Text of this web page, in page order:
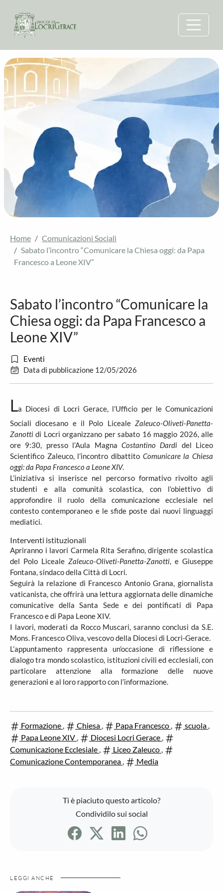
Home
Comunicazioni Sociali
Sabato l’incontro “Comunicare la Chiesa oggi: da Papa
Francesco a Leone XIV”
Sabato l’incontro “Comunicare la
Chiesa oggi: da Papa Francesco a
Leone XIV”
Eventi
Data di pubblicazione 12/05/2026
La Diocesi di Locri Gerace, l’Ufficio per le Comunicazioni
Sociali diocesano e il Polo Liceale Zaleuco-Oliveti-Panetta-
Zanotti di Locri organizzano per sabato 16 maggio 2026, alle
ore 9:30, presso l’Aula Magna Costantino Dardi del Liceo
Scientifico Zaleuco, l’incontro dibattito Comunicare la Chiesa
oggi: da Papa Francesco a Leone XIV.
L’iniziativa si inserisce nel percorso formativo rivolto agli
studenti e alla comunità scolastica, con l’obiettivo di
approfondire il ruolo della comunicazione ecclesiale nel
contesto contemporaneo e le sfide poste dai nuovi linguaggi
mediatici.
Interventi istituzionali
Apriranno i lavori Carmela Rita Serafino, dirigente scolastica
del Polo Liceale Zaleuco-Oliveti-Panetta-Zanotti, e Giuseppe
Fontana, sindaco della Città di Locri.
Seguirà la relazione di Francesco Antonio Grana, giornalista
vaticanista, che offrirà una lettura aggiornata delle dinamiche
comunicative della Santa Sede e dei pontificati di Papa
Francesco e di Papa Leone XIV.
I lavori, moderati da Rocco Muscari, saranno conclusi da S.E.
Mons. Francesco Oliva, vescovo della Diocesi di Locri-Gerace.
L’appuntamento rappresenta un’occasione di riflessione e
dialogo tra mondo scolastico, istituzioni civili ed ecclesiali, con
particolare attenzione alla formazione delle nuove
generazioni e al loro rapporto con l’informazione.
Formazione , Chiesa , Papa Francesco , scuola ,
Papa Leone XIV , Diocesi Locri Gerace ,
Comunicazione Ecclesiale , Liceo Zaleuco ,
Comunicazione Contemporanea , Media
Ti è piaciuto questo articolo?
Condividilo sui social
LEGGI ANCHE